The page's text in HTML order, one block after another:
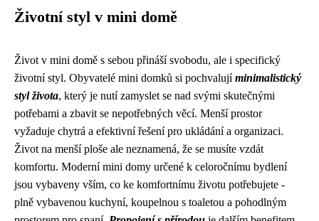
Životní styl v mini domě
Život v mini domě s sebou přináší svobodu, ale i specifický
životní styl. Obyvatelé mini domků si pochvalujíminimalistický
styl života, který je nutí zamyslet se nad svými skutečnými
potřebami a zbavit se nepotřebných věcí. Menší prostor
vyžaduje chytrá a efektivní řešení pro ukládání a organizaci.
Život na menší ploše ale neznamená, že se musíte vzdát
komfortu. Moderní mini domy určené k celoročnímu bydlení
jsou vybaveny vším, co ke komfortnímu životu potřebujete -
plně vybavenou kuchyní, koupelnou s toaletou a pohodlným